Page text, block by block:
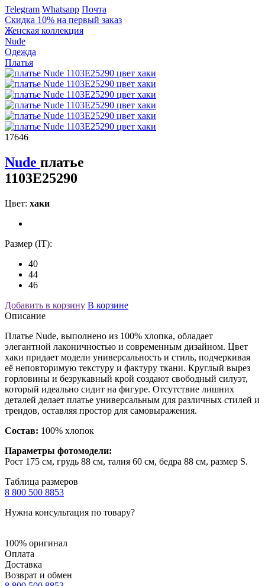
Telegram Whatsapp Почта
Скидка 10% на первый заказ
Женская коллекция
Nude
Одежда
Платья
17646
Nude платье
1103E25290
Цвет: хаки
Размер (IT):
40
44
46
Добавить в корзину В корзине
Описание
Платье Nude, выполнено из 100% хлопка, обладает
элегантной лаконичностью и современным дизайном. Цвет
хаки придает модели универсальность и стиль, подчеркивая
её неповторимую текстуру и фактуру ткани. Круглый вырез
горловины и безрукавный крой создают свободный силуэт,
который идеально сидит на фигуре. Отсутствие лишних
деталей делает платье универсальным для различных стилей и
трендов, оставляя простор для самовыражения.
Состав: 100% хлопок
Параметры фотомодели:
Рост 175 см, грудь 88 см, талия 60 см, бедра 88 см, размер S.
Таблица размеров
8 800 500 8853
Нужна консультация по товару?
100% оригинал
Оплата
Доставка
Возврат и обмен